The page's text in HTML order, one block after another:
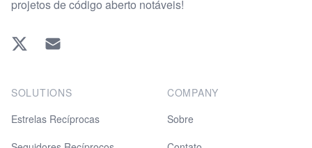
projetos de código aberto notáveis!
Twitter EMAIL
SOLUTIONS
Estrelas Recíprocas
COMPANY
Sobre